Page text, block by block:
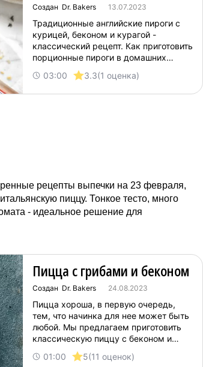
Создан Dr. Bakers 13.07.2023
03:00 3.3(1 оценка)
Традиционные английские пироги с
курицей, беконом и курагой -
классический рецепт. Как приготовить
порционные пироги в домашних
условиях и удивить своих гостей,
потрясающим вкусом и необычной
подачей - подскажет наш рецепт!...
рецепты выпечки на 23 февраля,
пиццу. Тонкое тесто, много
- идеальное решение для
Пицца с грибами и беконом
Создан Dr. Bakers 24.08.2023
01:00 5(11 оценок)
Пицца хороша, в первую очередь,
тем, что начинка для нее может быть
любой. Мы предлагаем приготовить
классическую пиццу с беконом и
грибами, используя в качестве сыра
моцареллу. Это очень итальянское